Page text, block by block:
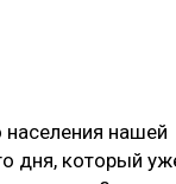
нашей
дня, который